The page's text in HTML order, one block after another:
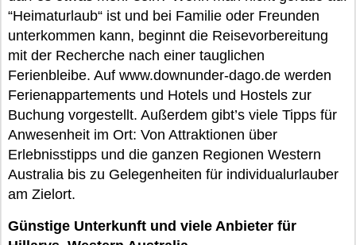
“Heimaturlaub“ ist und bei Familie oder Freunden
unterkommen kann, beginnt die Reisevorbereitung
mit der Recherche nach einer tauglichen
Ferienbleibe. Auf www.downunder-dago.de werden
Ferienappartements und Hotels und Hostels zur
Buchung vorgestellt. Außerdem gibt’s viele Tipps für
Anwesenheit im Ort: Von Attraktionen über
Erlebnisstipps und die ganzen Regionen Western
Australia bis zu Gelegenheiten für individualurlauber
am Zielort.
Günstige Unterkunft und viele Anbieter für